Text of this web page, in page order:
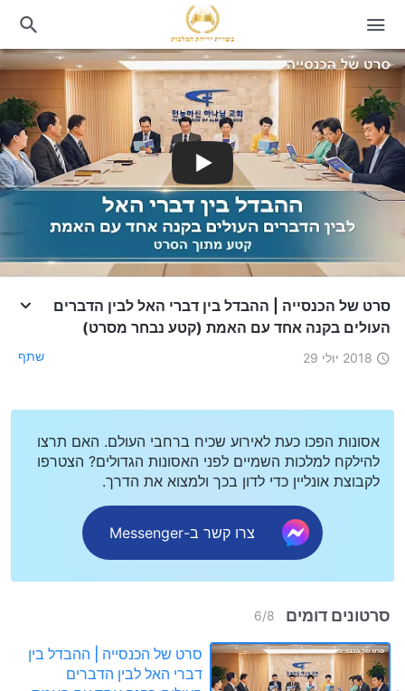
סרט של הכנסייה | ההבדל בין דברי האל לבין הדברים
העולים בקנה אחד עם האמת (קטע נבחר מסרט)
2018 יולי 29 שתף
אסונות הפכו כעת לאירוע שכיח ברחבי העולם. האם תרצו
להילקח למלכות השמיים לפני האסונות הגדולים? הצטרפו
לקבוצת אונליין כדי לדון בכך ולמצוא את הדרך.
צרו קשר ב-Messenger
סרטונים דומים 6/8
סרט של הכנסייה | ההבדל בין
דברי האל לבין הדברים